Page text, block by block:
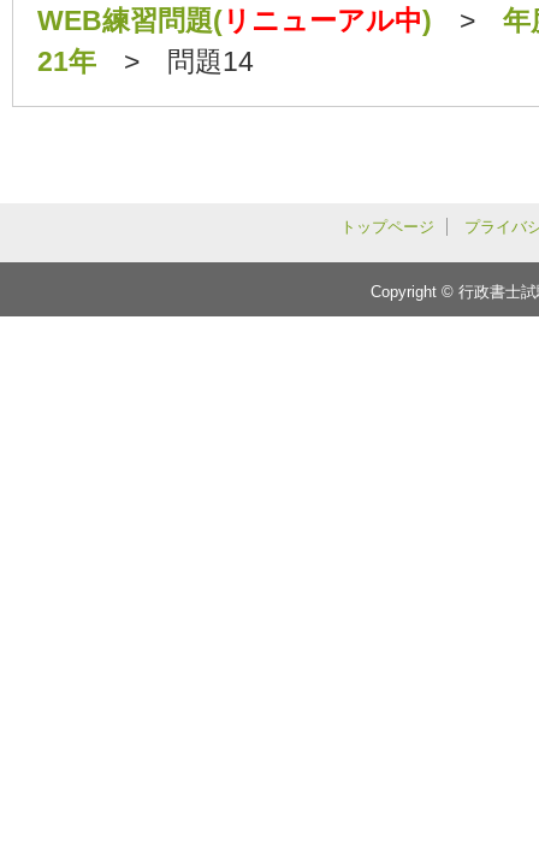
WEB練習問題(リニューアル中) > 年
21年 > 問題14
トップページ プライバ
Copyright © 行政書士